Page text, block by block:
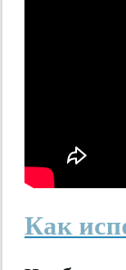
Как